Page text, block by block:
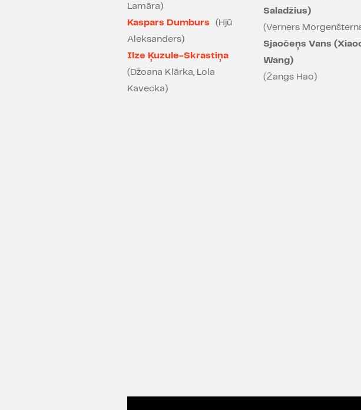
Lamāra)
Kaspars Dumburs
(Hjū
Aleksanders)
Ilze Ķuzule-Skrastiņa
(Džoana Klārka, Lola
Kavecka)
Saladžius)
(Verners
Sjaočeņs Vans
Wang)
(Žangs Hao)